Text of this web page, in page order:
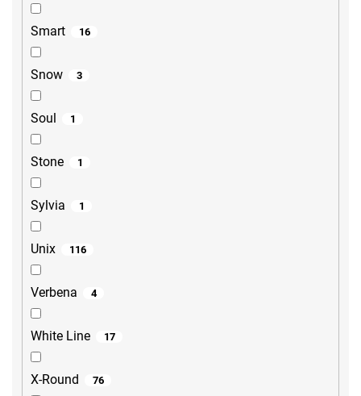
Smart 16
Snow 3
Soul 1
Stone 1
Sylvia 1
Unix 116
Verbena 4
White Line 17
X-Round 76